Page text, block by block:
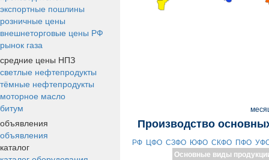
экспортные пошлины
розничные цены
внешнеторговые цены РФ
рынок газа
средние цены НПЗ
светлые нефтепродукты
тёмные нефтепродукты
моторное масло
битум
объявления
объявления
каталог
Производство
РФ ЦФО СЗФО ЮФО СКФО ПФО
Основные виды